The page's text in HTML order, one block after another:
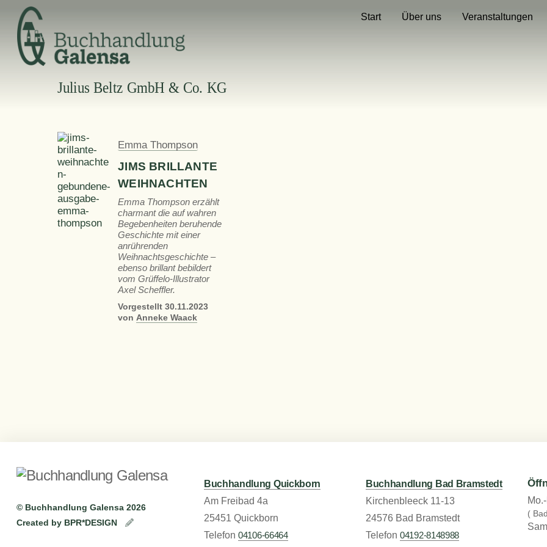
content
Start Über uns Veranstaltungen
Julius Beltz GmbH & Co. KG
Emma Thompson
JIMS BRILLANTE
WEIHNACHTEN
Emma Thompson erzählt
charmant die auf wahren
Begebenheiten beruhende
Geschichte mit einer
anrührenden
Weihnachtsgeschichte –
ebenso brillant bebildert
vom Grüffelo-Illustrator
Axel Scheffler.
Vorgestellt 30.11.2023
von Anneke Waack
© Buchhandlung Galensa 2026
Created by BPR*DESIGN
Buchhandlung Quickborn
Am Freibad 4a
25451 Quickborn
Telefon04106-66464
Buchhandlung Bad Bramstedt
Kirchenbleeck 11-13
24576 Bad Bramstedt
Telefon04192-8148988
(